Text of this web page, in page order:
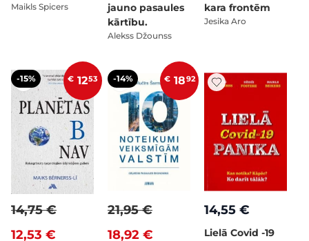
Maikls Spicers
jauno pasaules
kārtību.
Alekss Džounss
kara frontēm
Jesika Aro
-15% € 1253
12,53 €
14,75 €
-14% € 1892
18,92 €
21,95 € 14,55 €
Lielā Covid -19